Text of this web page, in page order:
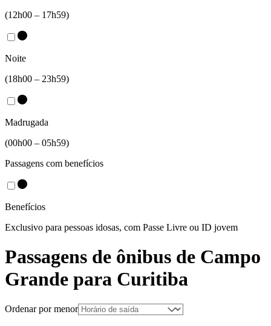
(12h00 – 17h59)
Noite
(18h00 – 23h59)
Madrugada
(00h00 – 05h59)
Passagens com benefícios
Benefícios
Exclusivo para pessoas idosas, com Passe Livre ou ID jovem
Passagens de ônibus de Campo
Grande para Curitiba
Ordenar por menor